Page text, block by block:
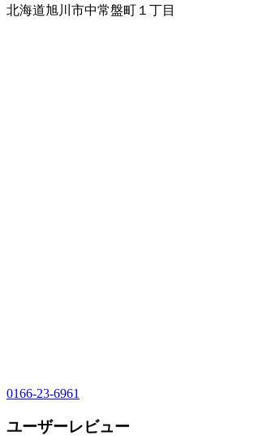
北海道旭川市中常盤町１丁目
0166-23-6961
ユーザーレビュー